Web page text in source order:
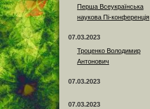
Перша Всеукраїнська
наукова Пі-конференція
07.03.2023
Троценко Володимир
Антонович
07.03.2023
07.03.2023